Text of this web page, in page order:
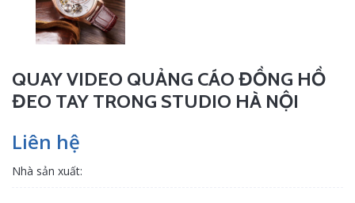
QUAY VIDEO QUẢNG CÁO ĐỒNG HỒ
ĐEO TAY TRONG STUDIO HÀ NỘI
Liên hệ
Nhà sản xuất: